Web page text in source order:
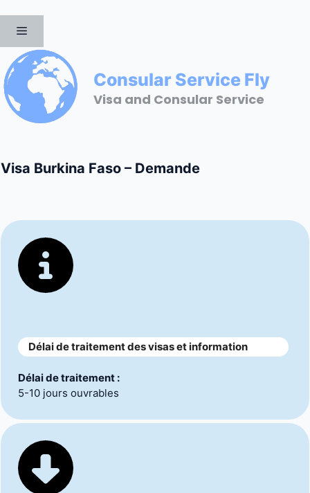
contenu
Consular Service Fly
Visa and Consular Service
MENU
Visa Burkina Faso – Demande
Délai de traitement des visas et information
Délai de traitement :
5-10 jours ouvrables